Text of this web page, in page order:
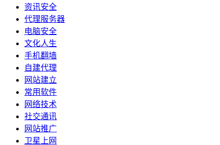
资讯安全
代理服务器
电脑安全
文化人生
手机翻墙
自建代理
网站建立
常用软件
网络技术
社交通讯
网站推广
卫星上网